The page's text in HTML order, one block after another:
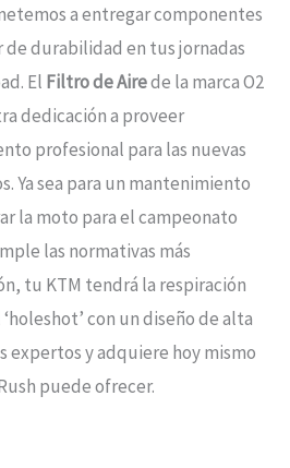
a entregar componentes
durabilidad en tus jornadas
El Filtro de Airede la marca O2
dedicación a proveer
profesional para las nuevas
Ya sea para un mantenimiento
la moto para el campeonato
las normativas más
tu KTM tendrá la respiración
con un diseño de alta
expertos y adquiere hoy mismo
puede ofrecer.